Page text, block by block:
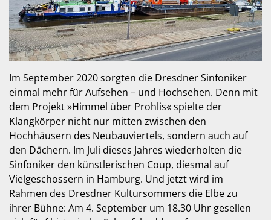
Im September 2020 sorgten die Dresdner Sinfoniker
einmal mehr für Aufsehen – und Hochsehen. Denn mit
dem Projekt »Himmel über Prohlis« spielte der
Klangkörper nicht nur mitten zwischen den
Hochhäusern des Neubauviertels, sondern auch auf
den Dächern. Im Juli dieses Jahres wiederholten die
Sinfoniker den künstlerischen Coup, diesmal auf
Vielgeschossern in Hamburg. Und jetzt wird im
Rahmen des Dresdner Kultursommers die Elbe zu
ihrer Bühne: Am 4. September um 18.30 Uhr gesellen